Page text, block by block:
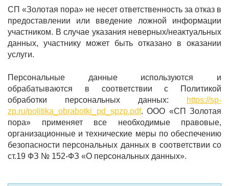
СП «Золотая пора» не несет ответственность за отказ в
предоставлении или введение ложной информации
участником. В случае указания неверных/неактуальных
данных, участнику может быть отказано в оказании
услуги.
Персональные данные используются и
обрабатываются в соответствии с Политикой
обработки персональных данных:
https://sp-
zp.ru/politika_obrabotki_pd_spzp.pdf. ООО «СП Золотая
пора» применяет все необходимые правовые,
организационные и технические меры по обеспечению
безопасности персональных данных в соответствии со
ст.19 ФЗ № 152-ФЗ «О персональных данных».